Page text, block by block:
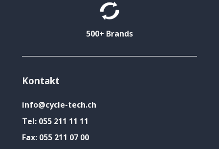
500+ Brands
Kontakt
info@cycle-tech.ch
Tel: 055 211 11 11
Fax: 055 211 07 00